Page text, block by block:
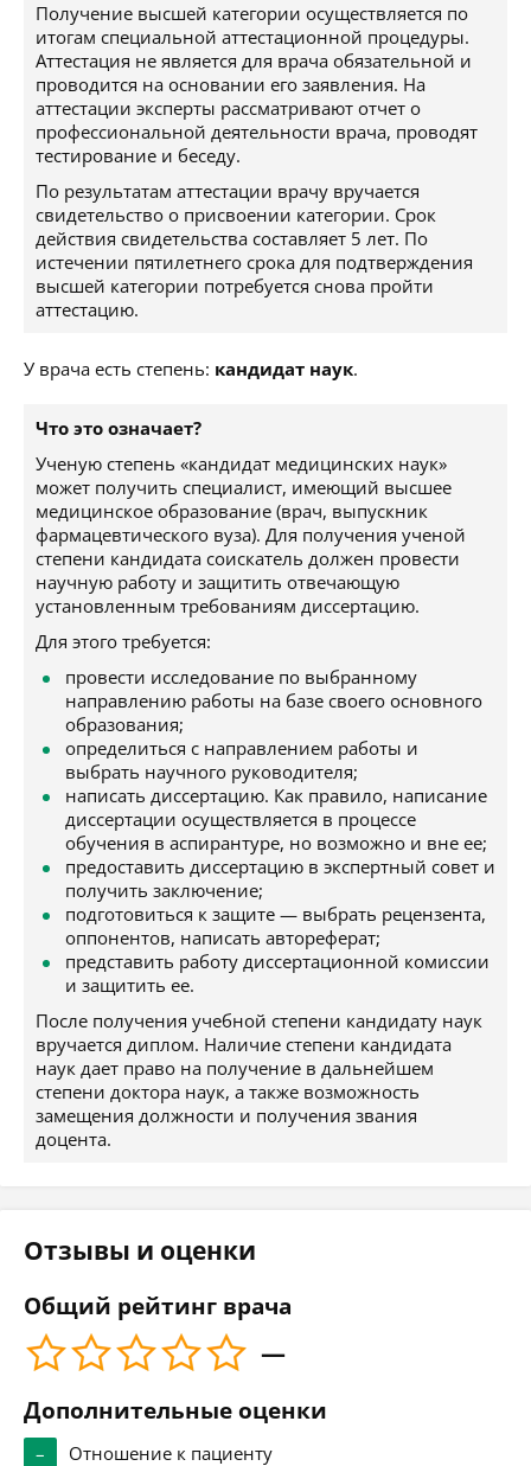
Получение высшей категории осуществляется по
итогам специальной аттестационной процедуры.
Аттестация не является для врача обязательной и
проводится на основании его заявления. На
аттестации эксперты рассматривают отчет о
профессиональной деятельности врача, проводят
тестирование и беседу.
По результатам аттестации врачу вручается
свидетельство о присвоении категории. Срок
действия свидетельства составляет 5 лет. По
истечении пятилетнего срока для подтверждения
высшей категории потребуется снова пройти
аттестацию.
У врача есть степень: кандидат наук.
Что это означает?
Ученую степень «кандидат медицинских наук»
может получить специалист, имеющий высшее
медицинское образование (врач, выпускник
фармацевтического вуза). Для получения ученой
степени кандидата соискатель должен провести
научную работу и защитить отвечающую
установленным требованиям диссертацию.
Для этого требуется:
провести исследование по выбранному
направлению работы на базе своего основного
образования;
определиться с направлением работы и
выбрать научного руководителя;
написать диссертацию. Как правило, написание
диссертации осуществляется в процессе
обучения в аспирантуре, но возможно и вне ее;
предоставить диссертацию в экспертный совет и
получить заключение;
подготовиться к защите — выбрать рецензента,
оппонентов, написать автореферат;
представить работу диссертационной комиссии
и защитить ее.
После получения учебной степени кандидату наук
вручается диплом. Наличие степени кандидата
наук дает право на получение в дальнейшем
степени доктора наук, а также возможность
замещения должности и получения звания
доцента.
Отзывы и оценки
Общий рейтинг врача
—
Дополнительные оценки
–
Отношение к пациенту